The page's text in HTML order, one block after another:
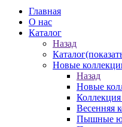
Главная
О нас
Каталог
Назад
Каталог
Новые
Назад
Новые
Весенняя
Пышные